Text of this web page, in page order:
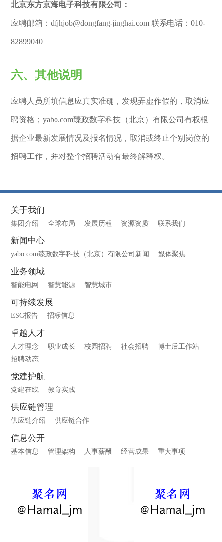
北京东方京海电子科技有限公司：
应聘邮箱：dfjhjob@dongfang-jinghai.com 联系电话：010-
82899040
六、其他说明
应聘人员所填信息应真实准确，发现弄虚作假的，取消应
聘资格；yabo.com臻政数字科技（北京）有限公司有权根
据企业最新发展情况及报名情况，取消或终止个别岗位的
招聘工作，并对整个招聘活动有最终解释权。
关于我们
集团介绍 全球布局 发展历程 资源资质 联系我们
新闻中心
yabo.com臻政数字科技（北京）有限公司新闻 媒体聚焦
业务领域
智能电网 智慧能源 智慧城市
可持续发展
ESG报告 招标信息
卓越人才
人才理念 职业成长 校园招聘 社会招聘
博士后工作站
招聘动态
党建护航
党建在线 教育实践
供应链管理
供应链介绍 供应链合作
信息公开
基本信息 管理架构 人事薪酬 经营成果 重大事项